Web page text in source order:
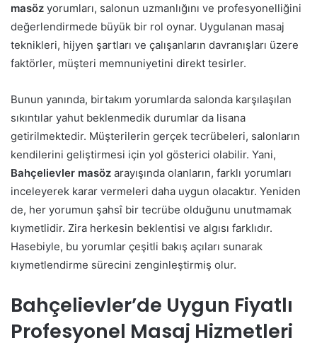
masöz yorumları, salonun uzmanlığını ve profesyonelliğini
değerlendirmede büyük bir rol oynar. Uygulanan masaj
teknikleri, hijyen şartları ve çalışanların davranışları üzere
faktörler, müşteri memnuniyetini direkt tesirler.
Bunun yanında, birtakım yorumlarda salonda karşılaşılan
sıkıntılar yahut beklenmedik durumlar da lisana
getirilmektedir. Müşterilerin gerçek tecrübeleri, salonların
kendilerini geliştirmesi için yol gösterici olabilir. Yani,
Bahçelievler masöz arayışında olanların, farklı yorumları
inceleyerek karar vermeleri daha uygun olacaktır. Yeniden
de, her yorumun şahsî bir tecrübe olduğunu unutmamak
kıymetlidir. Zira herkesin beklentisi ve algısı farklıdır.
Hasebiyle, bu yorumlar çeşitli bakış açıları sunarak
kıymetlendirme sürecini zenginleştirmiş olur.
Bahçelievler’de Uygun Fiyatlı
Profesyonel Masaj Hizmetleri